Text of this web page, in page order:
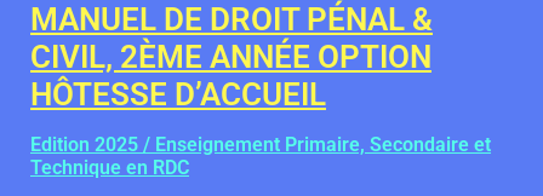
MANUEL DE DROIT PÉNAL &
CIVIL, 2ÈME ANNÉE OPTION
HÔTESSE D’ACCUEIL
Edition 2025 / Enseignement Primaire, Secondaire et
Technique en RDC